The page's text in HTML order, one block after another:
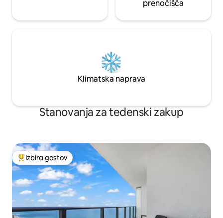
prenočišča
Klimatska naprava
Stanovanja za tedenski zakup
Najbolj priljubljena prenočišča z značko »Izbira gostov«
Izbira gostov